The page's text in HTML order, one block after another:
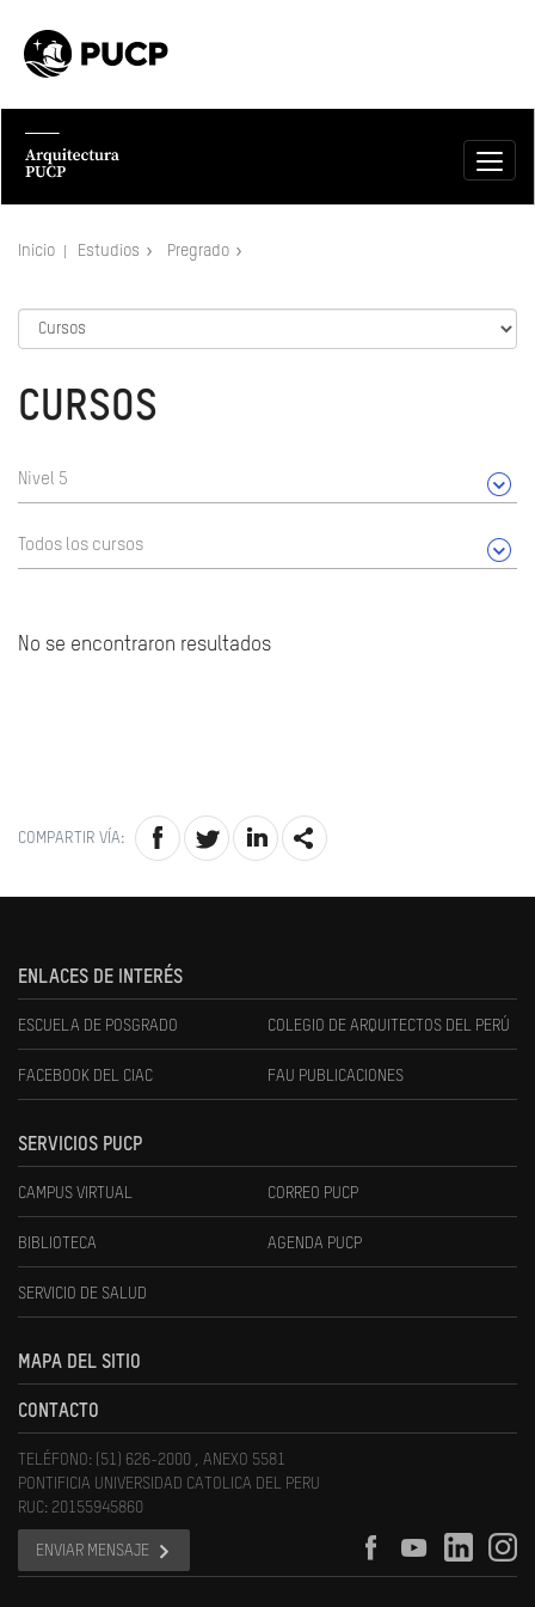
Inicio Estudios Pregrado
CURSOS
Nivel 5
Todos los cursos
No se encontraron resultados
COMPARTIR VÍA:
ENLACES DE INTERÉS
ESCUELA DE POSGRADO COLEGIO DE ARQUITECTOS DEL PERÚ
FACEBOOK DEL CIAC FAU PUBLICACIONES
SERVICIOS PUCP
CAMPUS VIRTUAL CORREO PUCP
BIBLIOTECA AGENDA PUCP
SERVICIO DE SALUD
MAPA DEL SITIO
CONTACTO
TELÉFONO: (51) 626-2000 , ANEXO 5581
PONTIFICIA UNIVERSIDAD CATOLICA DEL PERU
RUC: 20155945860
ENVIAR MENSAJE